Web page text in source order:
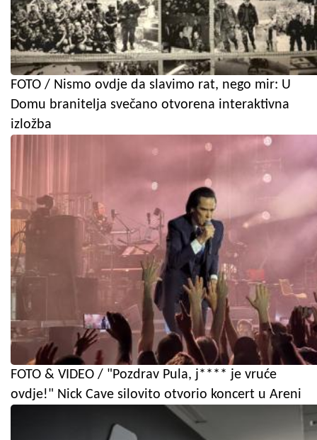
FOTO / Nismo ovdje da slavimo rat, nego mir: U
Domu branitelja svečano otvorena interaktivna
izložba
FOTO & VIDEO / "Pozdrav Pula, j**** je vruće
ovdje!" Nick Cave silovito otvorio koncert u Areni